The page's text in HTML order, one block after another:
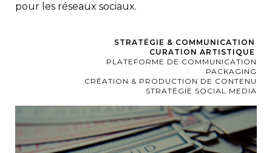
pour les réseaux sociaux.
STRATÉGIE & COMMUNICATION
CURATION ARTISTIQUE
PLATEFORME DE COMMUNICATION
PACKAGING
CRÉATION & PRODUCTION DE CONTENU
STRATÉGIE SOCIAL MEDIA